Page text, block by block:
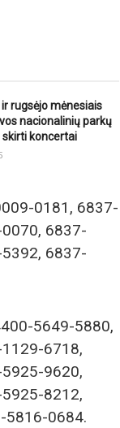
ir rugsėjo mėnesiais
nacionalinių parkų
koncertai
0181, 6837-
6837-
6837-
5649-5880,
6718,
9620,
8212,
5816-0684.